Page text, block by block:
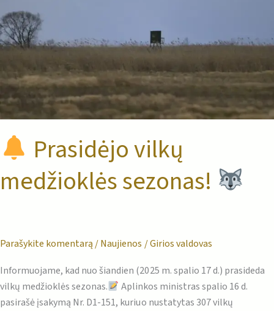
Prasidėjo vilkų
medžioklės sezonas!
Parašykite komentarą /Naujienos /Girios valdovas
Informuojame, kad nuo šiandien (2025 m. spalio 17 d.) prasideda
vilkų medžioklės sezonas.
Aplinkos ministras spalio 16 d.
pasirašė įsakymą Nr. D1-151, kuriuo nustatytas 307 vilkų
sezonas!